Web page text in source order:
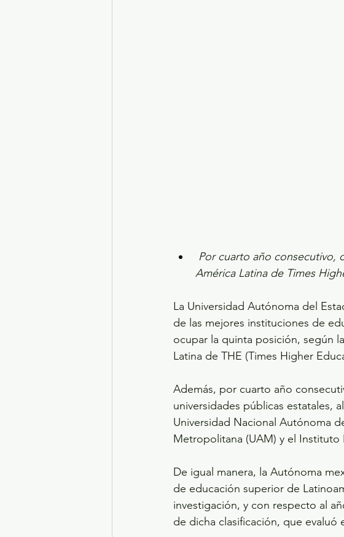
Por cuarto año consecutivo,
América Latina de Times
La Universidad Autónoma del
de las mejores instituciones de
ocupar la quinta posición, según
Latina de THE (Times Higher
Además, por cuarto año
universidades públicas estatales,
Universidad Nacional Autónoma
Metropolitana (UAM) y el Instituto
De igual manera, la Autónoma
de educación superior de
investigación, y con respecto al
de dicha clasificación, que evaluó